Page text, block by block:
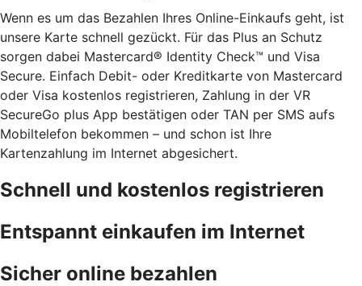
Wenn es um das Bezahlen Ihres Online-Einkaufs geht, ist
unsere Karte schnell gezückt. Für das Plus an Schutz
sorgen dabei Mastercard® Identity Check™ und Visa
Secure. Einfach Debit- oder Kreditkarte von Mastercard
oder Visa kostenlos registrieren, Zahlung in der VR
SecureGo plus App bestätigen oder TAN per SMS aufs
Mobiltelefon bekommen – und schon ist Ihre
Kartenzahlung im Internet abgesichert.
Schnell und kostenlos registrieren
Entspannt einkaufen im Internet
Sicher online bezahlen